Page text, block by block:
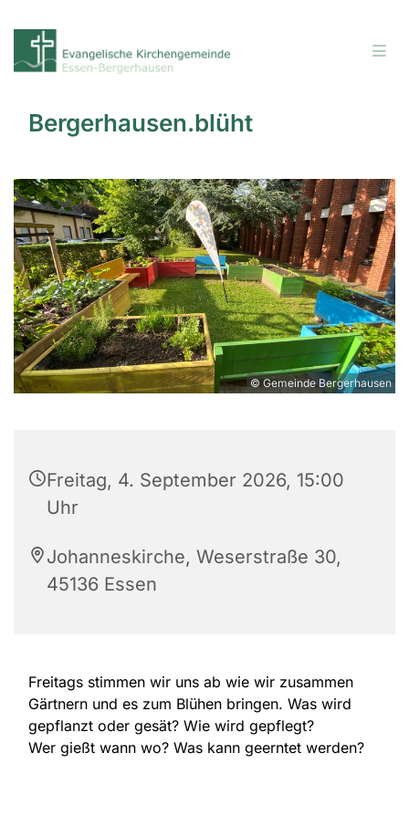
Bergerhausen.blüht
© Gemeinde Bergerhausen
Freitag, 4. September 2026, 15:00
Uhr
Johanneskirche, Weserstraße 30,
45136 Essen
Freitags stimmen wir uns ab wie wir zusammen
Gärtnern und es zum Blühen bringen. Was wird
gepflanzt oder gesät? Wie wird gepflegt?
Wer gießt wann wo? Was kann geerntet werden?